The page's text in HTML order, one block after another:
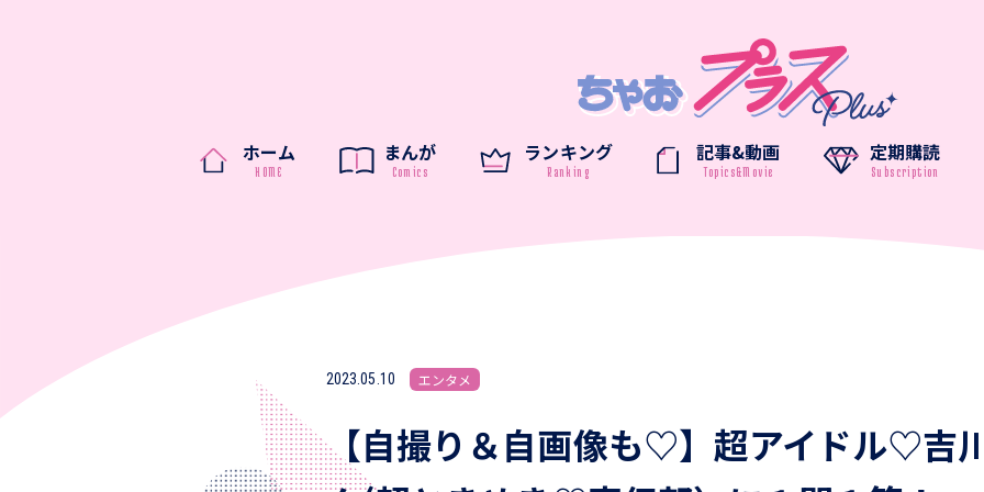
ホーム まんが ランキング 記事&動画 定期購読
2023.05.10 エンタメ
【自撮り＆自画像も♡】超アイドル♡吉